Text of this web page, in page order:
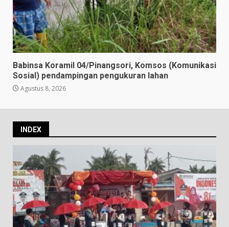
Babinsa Koramil 04/Pinangsori, Komsos (Komunikasi
Sosial) pendampingan pengukuran lahan
Agustus 8, 2026
INDEX